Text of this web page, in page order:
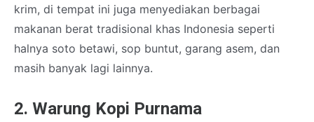
krim, di tempat ini juga menyediakan berbagai
makanan berat tradisional khas Indonesia seperti
halnya soto betawi, sop buntut, garang asem, dan
masih banyak lagi lainnya.
2. Warung Kopi Purnama